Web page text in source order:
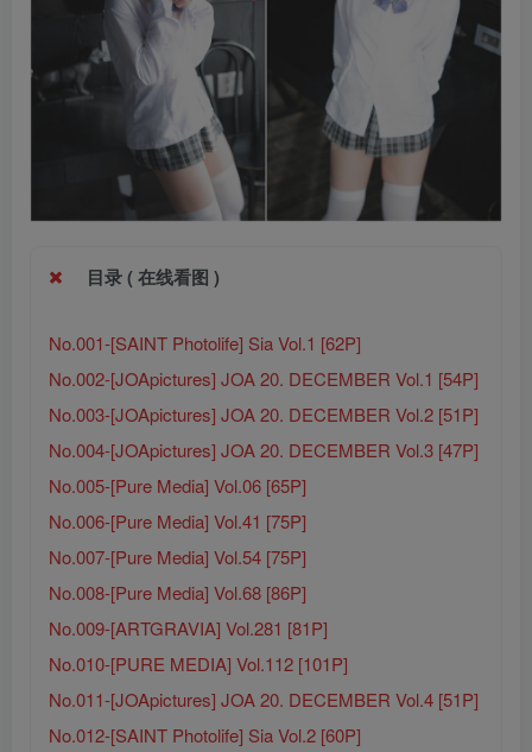
目录 ( 在线看图 )
No.001-[SAINT Photolife] Sia Vol.1 [62P]
No.002-[JOApictures] JOA 20. DECEMBER Vol.1 [54P]
No.003-[JOApictures] JOA 20. DECEMBER Vol.2 [51P]
No.004-[JOApictures] JOA 20. DECEMBER Vol.3 [47P]
No.005-[Pure Media] Vol.06 [65P]
No.006-[Pure Media] Vol.41 [75P]
No.007-[Pure Media] Vol.54 [75P]
No.008-[Pure Media] Vol.68 [86P]
No.009-[ARTGRAVIA] Vol.281 [81P]
No.010-[PURE MEDIA] Vol.112 [101P]
No.011-[JOApictures] JOA 20. DECEMBER Vol.4 [51P]
No.012-[SAINT Photolife] Sia Vol.2 [60P]